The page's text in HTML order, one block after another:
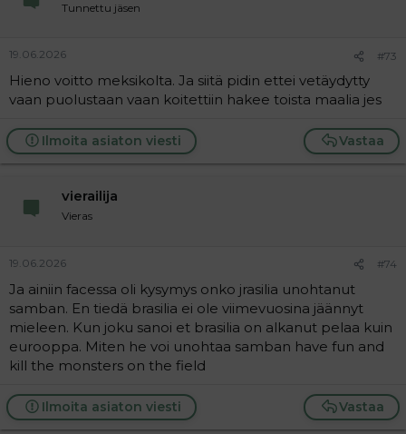
Tunnettu jäsen
19.06.2026 #73
Hieno voitto meksikolta. Ja siitä pidin ettei vetäydytty
vaan puolustaan vaan koitettiin hakee toista maalia jes
Vastaa
Ilmoita asiaton viesti
vierailija
Vieras
19.06.2026 #74
Ja ainiin facessa oli kysymys onko jrasilia unohtanut
samban. En tiedä brasilia ei ole viimevuosina jäännyt
mieleen. Kun joku sanoi et brasilia on alkanut pelaa kuin
eurooppa. Miten he voi unohtaa samban have fun and
kill the monsters on the field
Vastaa
Ilmoita asiaton viesti